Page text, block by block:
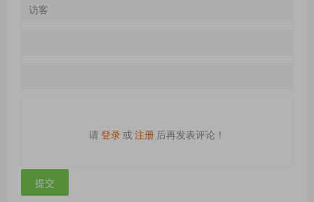
请登录或注册 后再发表评论！